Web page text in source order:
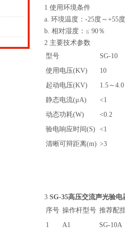
1 使用环境条件
a. 环境温度：-25度～+55度
b. 相对湿度：≤ 90％
2 主要技术参数
型号
SG-10
使用电压(KV)
10
起动电压(KV)
1.5～4.0
静态电流(μA)
<1
动态功耗(W)
<0.2
验电响应时间(S)
<1
清晰可辩距离(m) >3
3 SG-35高压交流声光验电
序号 操作杆型号 推荐配
1
A1
SG-10A